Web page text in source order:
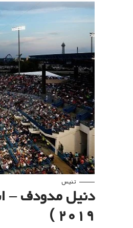
تنیس
دنیل مدودف –
۲۰۱۹ )